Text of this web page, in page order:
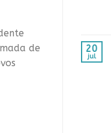
de
20
jul